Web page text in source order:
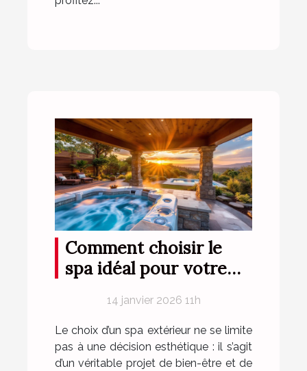
Comment choisir le
spa idéal pour votre
14 janvier 2026 11h
Le choix d’un spa extérieur ne se limite
pas à une décision esthétique : il s’agit
d’un véritable projet de bien-être et de